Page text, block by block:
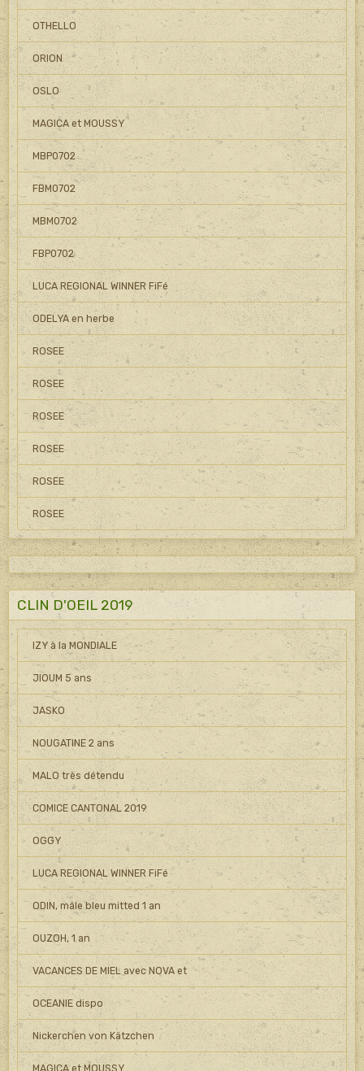
OTHELLO
ORION
OSLO
MAGICA et MOUSSY
MBP0702
FBM0702
MBM0702
FBP0702
LUCA REGIONAL WINNER FiFé
ODELYA en herbe
ROSEE
ROSEE
ROSEE
ROSEE
ROSEE
ROSEE
CLIN D'OEIL 2019
IZY à la MONDIALE
JIOUM 5 ans
JASKO
NOUGATINE 2 ans
MALO très détendu
COMICE CANTONAL 2019
OGGY
LUCA REGIONAL WINNER FiFé
ODIN, mâle bleu mitted 1 an
OUZOH, 1 an
VACANCES DE MIEL avec NOVA et
OCEANIE dispo
Nickerchen von Kätzchen
MAGICA et MOUSSY